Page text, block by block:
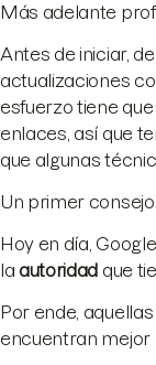
Más adelante
Antes de iniciar,
actualizaciones
esfuerzo tiene
enlaces, así que
que algunas
Un primer
Hoy en día,
la autoridad que
Por ende,
encuentran mejor